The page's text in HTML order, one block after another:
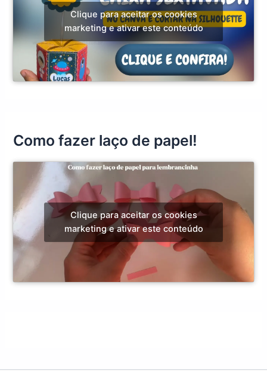
Clique para aceitar os cookies
marketing e ativar este conteúdo
Como fazer laço de papel!
Clique para aceitar os cookies
marketing e ativar este conteúdo